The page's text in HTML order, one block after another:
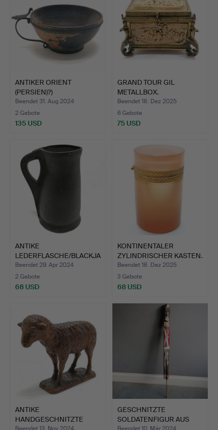
ANTIKER ORIENT
(PERSIEN)?)
GEDRECHSELTER H…
Beendet 31. Aug 2024
2 Gebote
135 USD
GRAND TOUR GIL
METALLBOX.
Beendet 18. Dez 2025
6 Gebote
75 USD
ANTIKE
LEDERFLASCHE/BLACKJA
CK.
Beendet 29. Apr 2024
2 Gebote
68 USD
KONTINENTALER
ZYLINDRISCHER KASTEN.
Beendet 18. Dez 2025
3 Gebote
68 USD
ANTIKE
HANDGESCHNITZTE
Beendet 13. Nov 2024
GESCHNITZTE
SOLDATENFIGUR AUS
Beendet 10. Mär 2024